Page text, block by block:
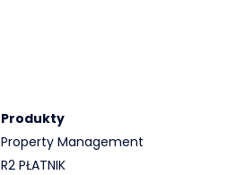
Produkty
Property Management
R2 PŁATNIK